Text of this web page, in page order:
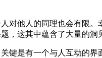
对他人的同理也会有限。
，这其中蕴含了大量的洞
键是有一个与人互动的界